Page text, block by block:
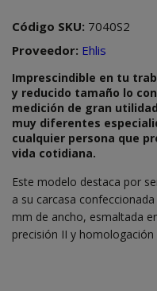
Código SKU: 7040S2
Proveedor: Ehlis
Imprescindible en tu
y reducido tamaño lo
medición de gran
muy diferentes
cualquier persona que
vida cotidiana.
Este modelo destaca por
a su carcasa
mm de ancho, esmaltada
precisión II y homologación